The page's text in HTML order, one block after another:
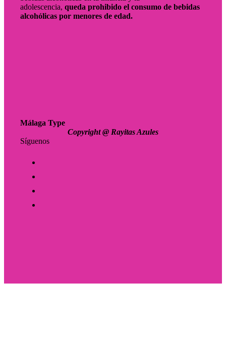
adolescencia, queda prohibido el consumo de bebidas
alcohólicas por menores de edad.
Málaga Type
Copyright @ Rayitas Azules
Síguenos